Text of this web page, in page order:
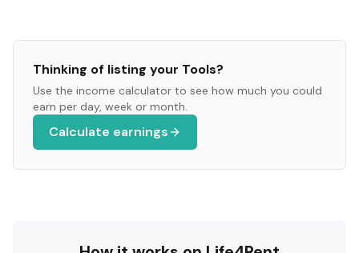
Thinking of listing your Tools?
Use the income calculator to see how much you could
earn per day, week or month.
Calculate earnings